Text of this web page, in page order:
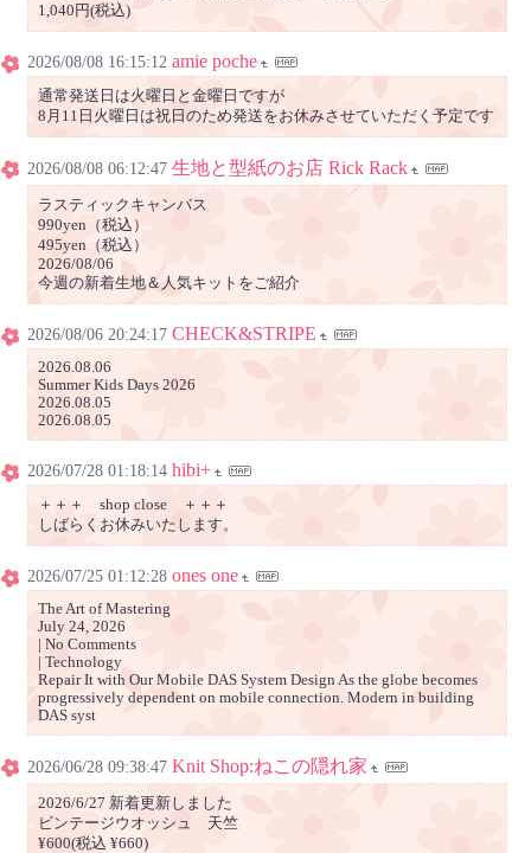
1,040円(税込)
2026/08/08 16:15:12 amie poche
通常発送日は火曜日と金曜日ですが
8月11日火曜日は祝日のため発送をお休みさせていただく予定です
2026/08/08 06:12:47 生地と型紙のお店 Rick Rack
ラスティックキャンバス
990yen（税込）
495yen（税込）
2026/08/06
今週の新着生地＆人気キットをご紹介
2026/08/06 20:24:17 CHECK&STRIPE
2026.08.06
Summer Kids Days 2026
2026.08.05
2026.08.05
2026/07/28 01:18:14 hibi+
＋＋＋ shop close ＋＋＋
しばらくお休みいたします。
2026/07/25 01:12:28 ones one
The Art of Mastering
July 24, 2026
| No Comments
| Technology
Repair It with Our Mobile DAS System Design As the globe becomes
progressively dependent on mobile connection. Modern in building
DAS syst
2026/06/28 09:38:47 Knit Shop:ねこの隠れ家
2026/6/27 新着更新しました
ビンテージウオッシュ 天竺
¥600(税込 ¥660)